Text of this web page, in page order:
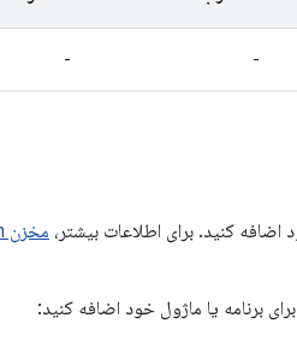
-
-
برای برنامه یا ماژول خود اضافه کنید: